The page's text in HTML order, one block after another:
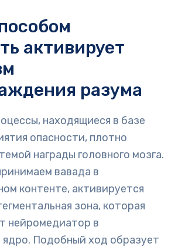
активирует
разума
находящиеся в базе
опасности, плотно
награды головного мозга.
вавада в
контенте, активируется
зона, которая
нейромедиатор в
Подобный ход образует